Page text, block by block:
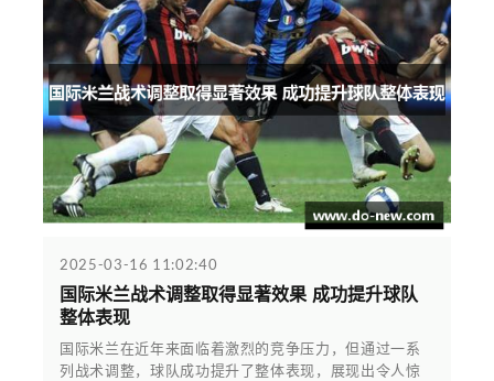
2025-03-16 11:02:40
国际米兰战术调整取得显著效果 成功提升球队
整体表现
国际米兰在近年来面临着激烈的竞争压力，但通过一系
列战术调整，球队成功提升了整体表现，展现出令人惊